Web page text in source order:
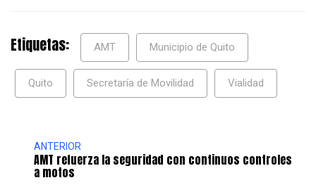
Etiquetas: AMT Municipio de Quito
Quito Secretaría de Movilidad Vialidad
ANTERIOR
AMT refuerza la seguridad con continuos controles
a motos